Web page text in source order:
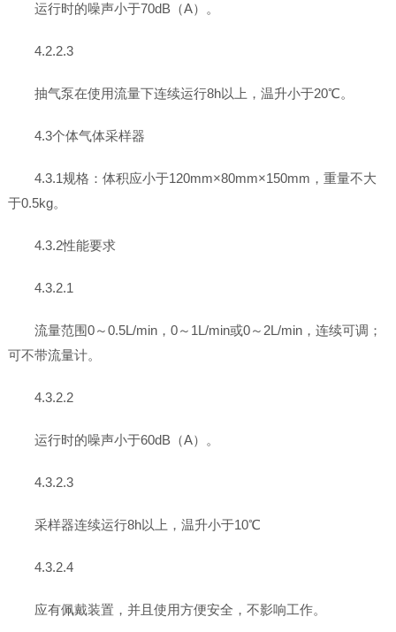
运行时的噪声小于70dB（A）。
4.2.2.3
抽气泵在使用流量下连续运行8h以上，温升小于20℃。
4.3个体气体采样器
4.3.1规格：体积应小于120mm×80mm×150mm，重量不大
于0.5kg。
4.3.2性能要求
4.3.2.1
流量范围0～0.5L/min，0～1L/min或0～2L/min，连续可调；
可不带流量计。
4.3.2.2
运行时的噪声小于60dB（A）。
4.3.2.3
采样器连续运行8h以上，温升小于10℃
4.3.2.4
应有佩戴装置，并且使用方便安全，不影响工作。